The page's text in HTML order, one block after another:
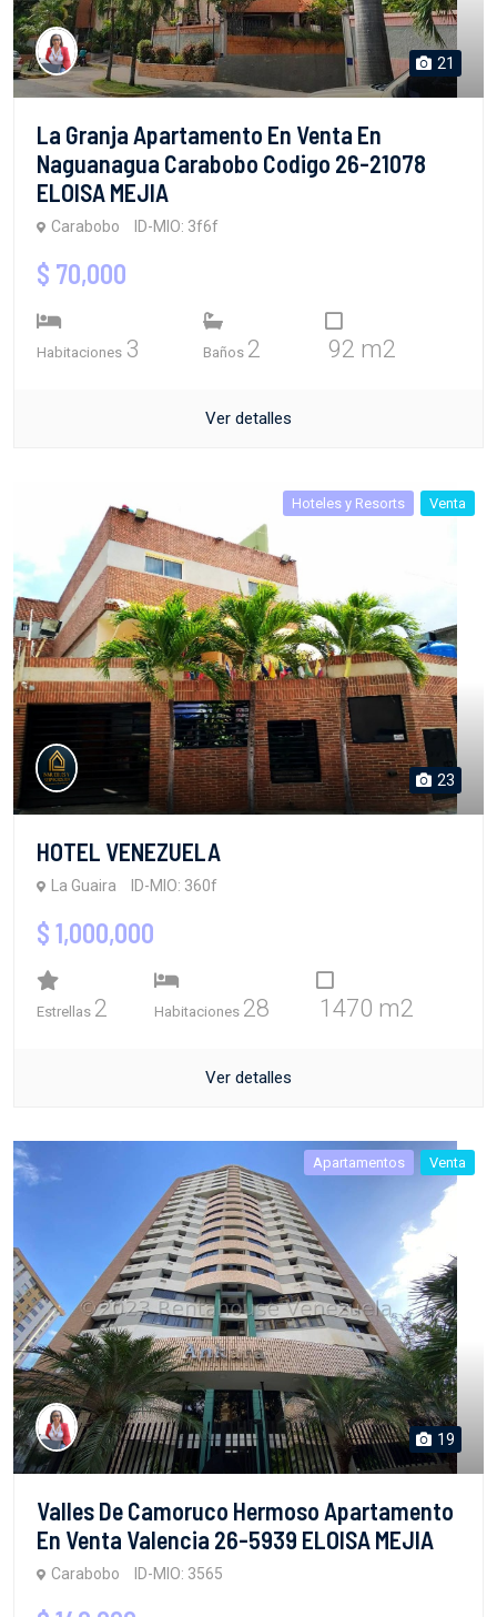
21
La Granja Apartamento En Venta En
Naguanagua Carabobo Codigo 26-21078
ELOISA MEJIA
Carabobo ID-MIO: 3f6f
$ 70,000
Habitaciones 3 Baños 2 92 m2
Ver detalles
Hoteles y Resorts Venta
23
HOTEL VENEZUELA
La Guaira ID-MIO: 360f
$ 1,000,000
Estrellas 2 Habitaciones 28 1470 m2
Ver detalles
Apartamentos Venta
19
Valles De Camoruco Hermoso Apartamento
En Venta Valencia 26-5939 ELOISA MEJIA
Carabobo ID-MIO: 3565